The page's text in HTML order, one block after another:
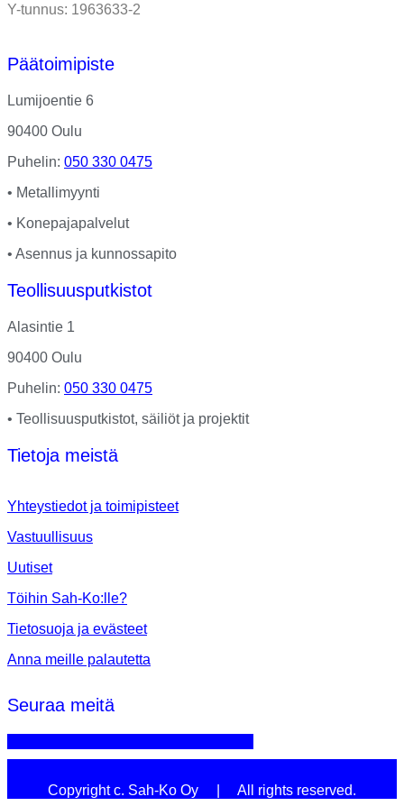
Y-tunnus: 1963633-2
Päätoimipiste
Lumijoentie 6
90400 Oulu
Puhelin: 050 330 0475
• Metallimyynti
• Konepajapalvelut
• Asennus ja kunnossapito
Teollisuusputkistot
Alasintie 1
90400 Oulu
Puhelin: 050 330 0475
• Teollisuusputkistot, säiliöt ja projektit
Tietoja meistä
Yhteystiedot ja toimipisteet
Vastuullisuus
Uutiset
Töihin Sah-Ko:lle?
Tietosuoja ja evästeet
Anna meille palautetta
Seuraa meitä
Copyright c. Sah-Ko Oy | All rights reserved.